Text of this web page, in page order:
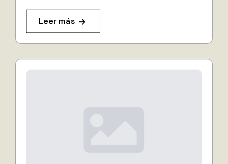
Leer más